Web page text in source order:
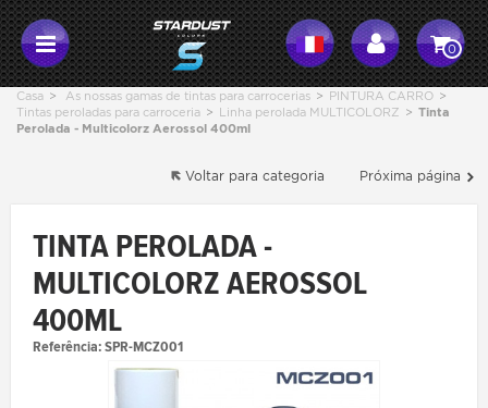
0
Casa > As nossas gamas de tintas para carrocerias > PINTURA CARRO >
Tintas peroladas para carroceria > Linha perolada MULTICOLORZ > Tinta
Perolada - Multicolorz Aerossol 400ml
Próxima página
Voltar para categoria
TINTA PEROLADA -
MULTICOLORZ AEROSSOL
400ML
Referência:SPR-MCZ001